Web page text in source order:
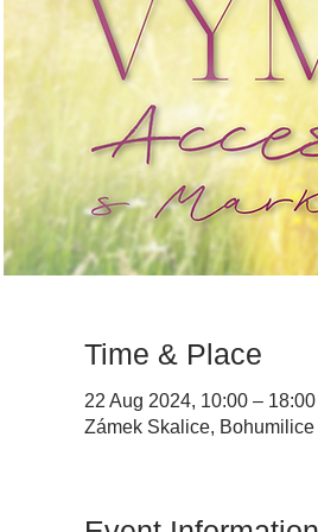
Time & Place
22 Aug 2024, 10:00 – 18:00
Zámek Skalice, Bohumilice